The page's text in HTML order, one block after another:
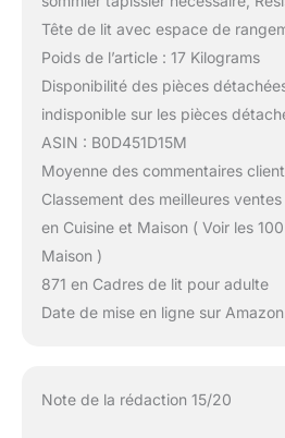
Tête de lit avec espace de
Poids de l’article : 17 Kilograms
Disponibilité des pièces
indisponible sur les pièces
ASIN : B0D451D15M
Moyenne des commentaires
Classement des meilleures
en Cuisine et Maison ( Voir les
Maison )
871 en Cadres de lit pour adulte
Date de mise en ligne sur
Note de la rédaction 15/20